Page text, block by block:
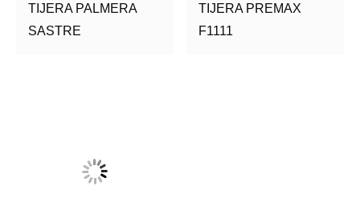
TIJERA PALMERA
SASTRE
TIJERA PREMAX
F1111